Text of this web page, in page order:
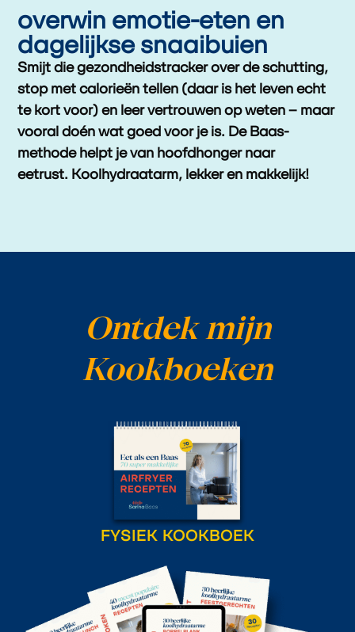
overwin emotie-eten en
dagelijkse snaaibuien
Smijt die gezondheidstracker over de schutting,
stop met calorieën tellen (daar is het leven echt
te kort voor) en leer vertrouwen op weten – maar
vooraldoén wat goed voor je is. De Baas-
methode helpt jevan hoofdhonger naar
eetrust. Koolhydraatarm, lekker en makkelijk!
Ontdek mijn
Kookboeken
FYSIEK KOOKBOEK